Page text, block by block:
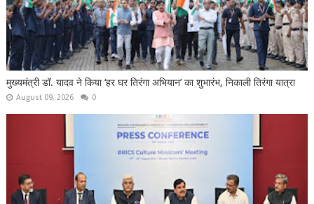
मुख्यमंत्री डॉ. यादव ने किया ‘हर घर तिरंगा अभियान’ का शुभारंभ, निकाली तिरंगा यात्रा
August 09, 2026 0